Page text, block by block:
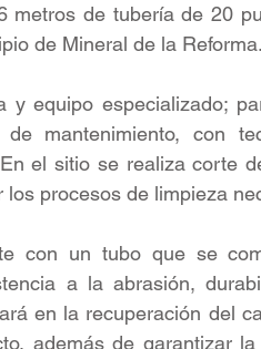
metros de tubería de 20
de Mineral de la Reforma.
y equipo especializado;
mantenimiento, con
el sitio se realiza corte
procesos de limpieza
con un tubo que se
a la abrasión,
en la recuperación del
además de garantizar